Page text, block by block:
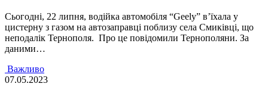
Сьогоднi, 22 липня, водiйка автомобiля “Geely” в’їхала у
цистерну з газом на автозаправцi поблизу села Смикiвцi, що
неподалiк Тернополя. Про це повідомили Тернополяни. За
даними…
Важливо
07.05.2023